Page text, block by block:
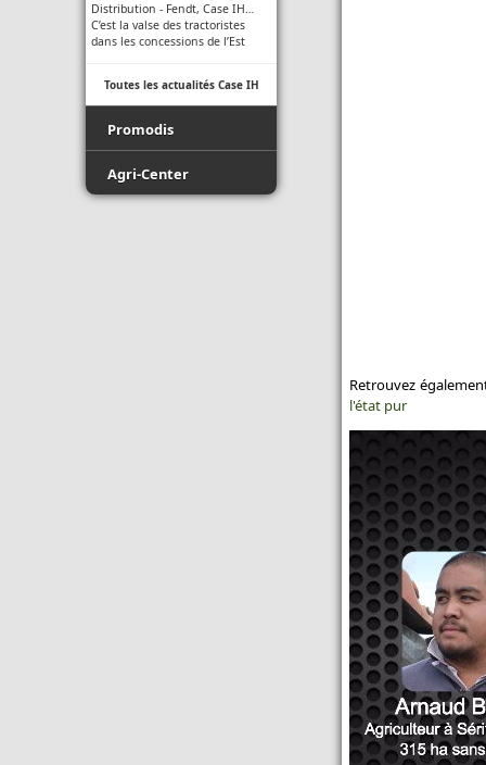
Distribution - Fendt, Case IH…
C’est la valse des tractoristes
dans les concessions de l’Est
Toutes les actualités Case IH
Promodis
Film - Ficelle - Filet - Conseil du
Agri-Center
Retrouvez
l'état pur